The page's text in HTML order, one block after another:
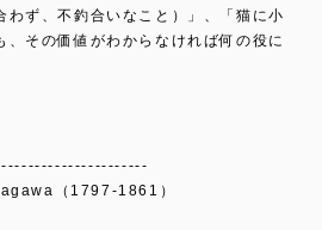
わず、不釣合いなこと）」、「猫に小
、その価値がわからなければ何の役に
（1797-1861）